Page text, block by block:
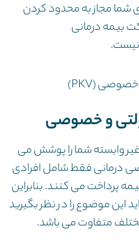
شما مجاز به محدود کردن
بیمه درمانی
و خصوصی
وابسته شما را پوشش می
درمانی فقط شامل افرادی
پرداخت می کنند. بنابراین
این موضوع را در نظر بگیرید
متفاوت می باشد.